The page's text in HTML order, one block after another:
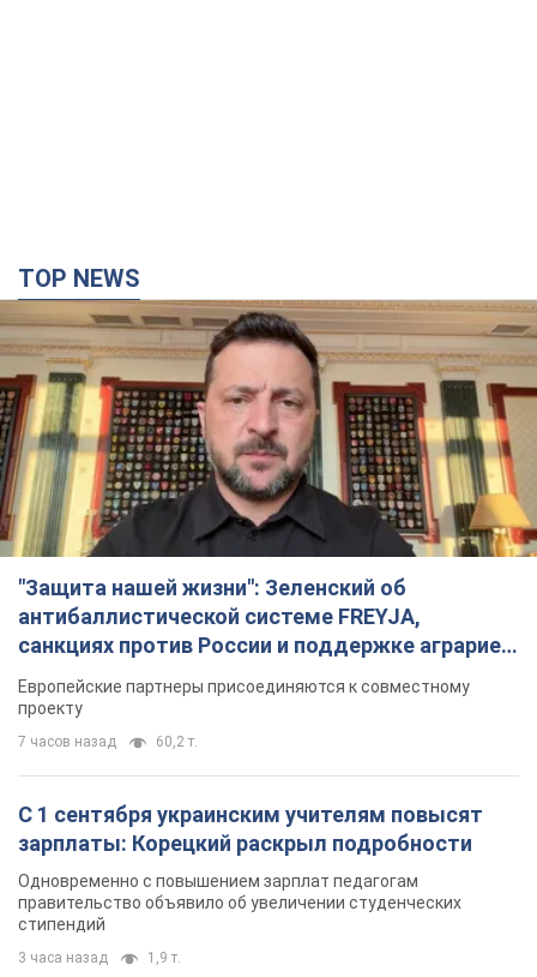
TOP NEWS
"Защита нашей жизни": Зеленский об
антибаллистической системе FREYJA,
санкциях против России и поддержке аграриев.
Видео
Европейские партнеры присоединяются к совместному
проекту
7 часов назад 60,2 т.
С 1 сентября украинским учителям повысят
зарплаты: Корецкий раскрыл подробности
Одновременно с повышением зарплат педагогам
правительство объявило об увеличении студенческих
стипендий
3 часа назад 1,9 т.